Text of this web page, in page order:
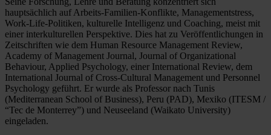
hauptsächlich auf Arbeits-Familien-Konflikte, Managementstress,
Work-Life-Politiken, kulturelle Intelligenz und Coaching, meist mit
einer interkulturellen Perspektive. Dies hat zu Veröffentlichungen in
Zeitschriften wie dem Human Resource Management Review,
Academy of Management Journal, Journal of Organizational
Behaviour, Applied Psychology, einer International Review, dem
International Journal of Cross-Cultural Management und Personnel
Psychology geführt. Er wurde als Professor nach Tunis
(Mediterranean School of Business), Peru (PAD), Mexiko (ITESM /
“Tec de Monterrey”) und Neuseeland (Waikato University)
eingeladen.